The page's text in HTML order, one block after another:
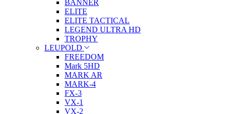
BANNER
ELITE
ELITE TACTICAL
LEGEND ULTRA HD
TROPHY
LEUPOLD
FREEDOM
Mark 5HD
MARK AR
MARK-4
FX-3
VX-1
VX-2